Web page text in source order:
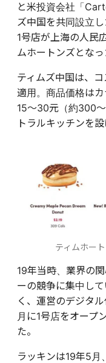
と米投資会社「
ズ中国を共同設立
1号店が上海の人民
ムホートンズとなっ
ティムズ中国は、
適用。商品価格は
15〜30元（約300
トラルキッチンを
ティムホー
19年当時、業界の
ーの競争に集中し
く、運営のデジタ
月に1号店をオープ
た。
ラッキンは19年5月